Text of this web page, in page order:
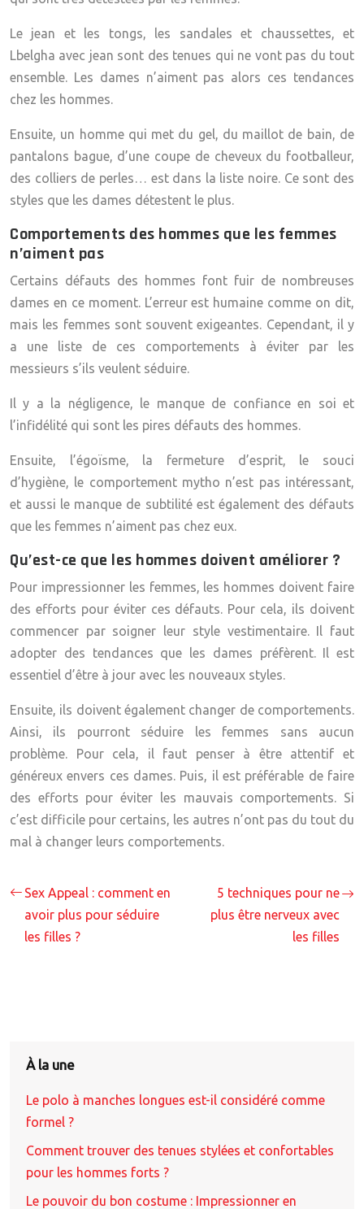
Le jean et les tongs, les sandales et chaussettes, et
Lbelgha avec jean sont des tenues qui ne vont pas du tout
ensemble. Les dames n’aiment pas alors ces tendances
chez les hommes.
Ensuite, un homme qui met du gel, du maillot de bain, de
pantalons bague, d’une coupe de cheveux du footballeur,
des colliers de perles… est dans la liste noire. Ce sont des
styles que les dames détestent le plus.
Comportements des hommes que les femmes
n’aiment pas
Certains défauts des hommes font fuir de nombreuses
dames en ce moment. L’erreur est humaine comme on dit,
mais les femmes sont souvent exigeantes. Cependant, il y
a une liste de ces comportements à éviter par les
messieurs s’ils veulent séduire.
Il y a la négligence, le manque de confiance en soi et
l’infidélité qui sont les pires défauts des hommes.
Ensuite, l’égoïsme, la fermeture d’esprit, le souci
d’hygiène, le comportement mytho n’est pas intéressant,
et aussi le manque de subtilité est également des défauts
que les femmes n’aiment pas chez eux.
Qu’est-ce que les hommes doivent améliorer ?
Pour impressionner les femmes, les hommes doivent faire
des efforts pour éviter ces défauts. Pour cela, ils doivent
commencer par soigner leur style vestimentaire. Il faut
adopter des tendances que les dames préfèrent. Il est
essentiel d’être à jour avec les nouveaux styles.
Ensuite, ils doivent également changer de comportements.
Ainsi, ils pourront séduire les femmes sans aucun
problème. Pour cela, il faut penser à être attentif et
généreux envers ces dames. Puis, il est préférable de faire
des efforts pour éviter les mauvais comportements. Si
c’est difficile pour certains, les autres n’ont pas du tout du
mal à changer leurs comportements.
Sex Appeal : comment en
avoir plus pour séduire
les filles ?
5 techniques pour ne
plus être nerveux avec
les filles
À la une
Le polo à manches longues est-il considéré comme
formel ?
Comment trouver des tenues stylées et confortables
pour les hommes forts ?
Le pouvoir du bon costume : Impressionner en